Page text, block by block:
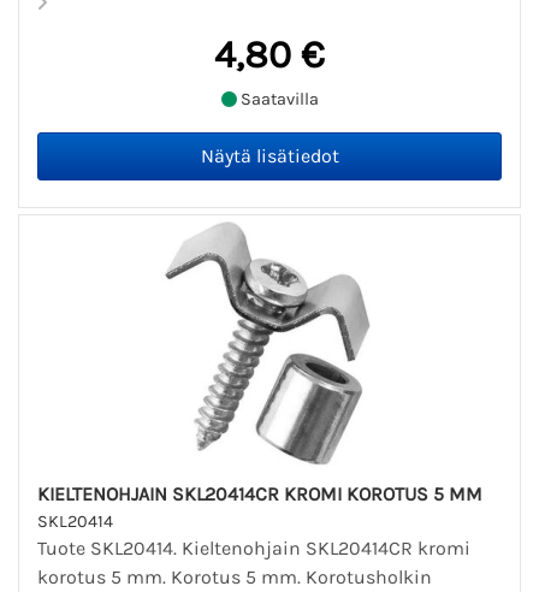
4,80 €
Saatavilla
KIELTENOHJAIN SKL20414CR KROMI KOROTUS 5 MM
SKL20414
Tuote SKL20414. Kieltenohjain SKL20414CR kromi
korotus 5 mm. Korotus 5 mm. Korotusholkin